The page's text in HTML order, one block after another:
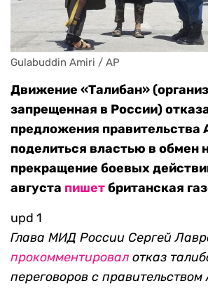
Gulabuddin Amiri / AP
Движение «Талибан»
запрещенная в России)
предложения правительства
поделиться властью в обмен
прекращение боевых
августа пишетбританская
upd 1
Глава МИД России Сергей
прокомментировал отказ
переговоров с